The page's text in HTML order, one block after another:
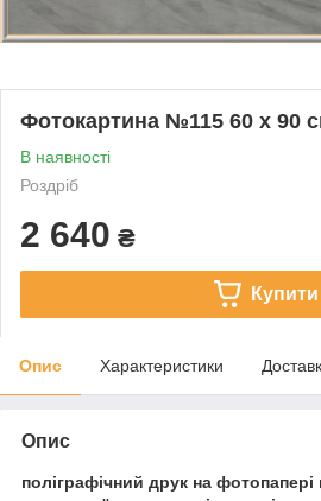
Фотокартина №115 60 х 90
В наявності
Роздріб
2 640 ₴
Купити
Опис Характеристики
Опис
поліграфічний друк на фотопапері